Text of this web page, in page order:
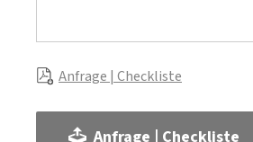
Anfrage | Checkliste
Anfrage | Checkliste